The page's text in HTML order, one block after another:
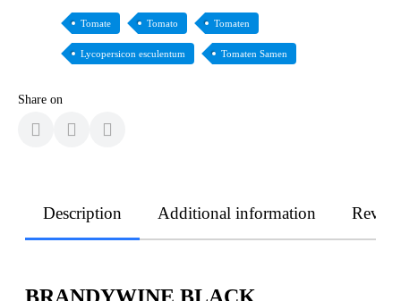
Tomate Tomato Tomaten
Lycopersicon esculentum Tomaten Samen
Share on
Description Additional information
BRANDYWINE BLACK